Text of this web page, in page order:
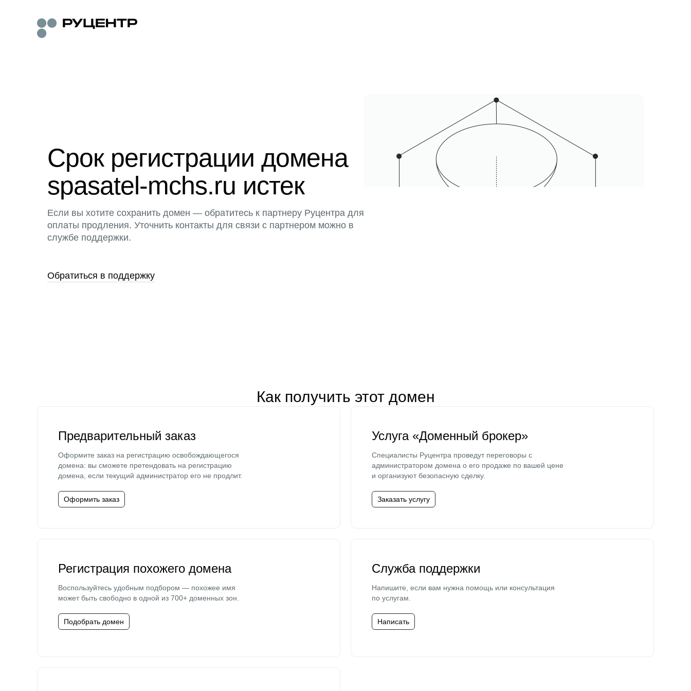
Срок регистрации домена
spasatel-mchs.ru истек
Если вы хотите сохранить домен — обратитесь к партнеру Руцентра для
оплаты продления. Уточнить контакты для связи с партнером можно в
службе поддержки.
Обратиться в поддержку
Как получить этот домен
Предварительный заказ
Оформите заказ на регистрацию освобождающегося
домена: вы сможете претендовать на регистрацию
домена, если текущий администратор его не продлит.
Оформить заказ
Услуга «Доменный брокер»
Специалисты Руцентра проведут переговоры с
администратором домена о его продаже по вашей цене
и организуют безопасную сделку.
Заказать услугу
Регистрация похожего домена
Воспользуйтесь удобным подбором — похожее имя
может быть свободно в одной из 700+ доменных зон.
Подобрать домен
Служба поддержки
Напишите, если вам нужна помощь или консультация
по услугам.
Написать